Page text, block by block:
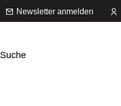
Newsletter anmelden
Suche